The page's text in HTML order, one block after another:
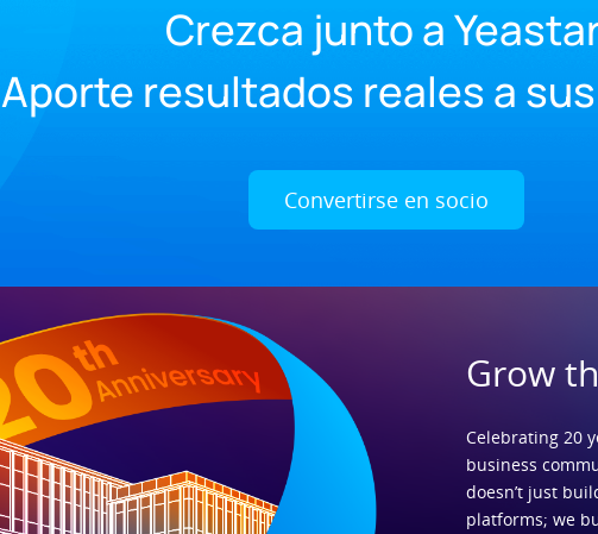
Crezca junto a
Aporte resultados reales a
Convertirse en socio
Grow
Celebrating 20
business
doesn’t just
platforms; we